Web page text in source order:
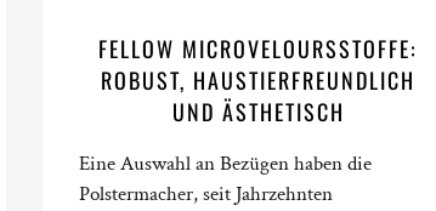
FELLOW MICROVELOURSSTOFFE:
ROBUST, HAUSTIERFREUNDLICH
UND ÄSTHETISCH
Eine Auswahl an Bezügen haben die
Polstermacher, seit Jahrzehnten